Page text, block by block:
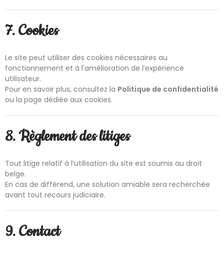
7. Cookies
Le site peut utiliser des cookies nécessaires au
fonctionnement et à l'amélioration de l’expérience
utilisateur.
Pour en savoir plus, consultez la Politique de confidentialité
ou la page dédiée aux cookies.
8. Règlement des litiges
Tout litige relatif à l’utilisation du site est soumis au droit
belge.
En cas de différend, une solution amiable sera recherchée
avant tout recours judiciaire.
9. Contact